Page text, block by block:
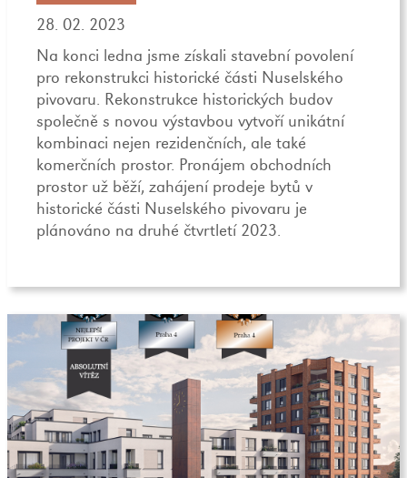
28. 02. 2023
Na konci ledna jsme získali stavební povolení
pro rekonstrukci historické části Nuselského
pivovaru. Rekonstrukce historických budov
společně s novou výstavbou vytvoří unikátní
kombinaci nejen rezidenčních, ale také
komerčních prostor. Pronájem obchodních
prostor už běží, zahájení prodeje bytů v
historické části Nuselského pivovaru je
plánováno na druhé čtvrtletí 2023.